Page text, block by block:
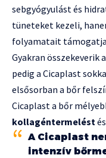
sebgyógyulást és
tüneteket kezeli,
folyamatait
Gyakran összekeverik
pedig a Cicaplast
elsősorban a bőr
Cicaplast a bőr
kollagéntermelést
A Cicaplast
intenzív